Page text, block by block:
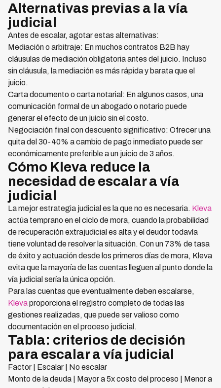
Alternativas previas a la vía
judicial
Antes de escalar, agotar estas alternativas:
Mediación o arbitraje: En muchos contratos B2B hay
cláusulas de mediación obligatoria antes del juicio. Incluso
sin cláusula, la mediación es más rápida y barata que el
juicio.
Carta documento o carta notarial: En algunos casos, una
comunicación formal de un abogado o notario puede
generar el efecto de un juicio sin el costo.
Negociación final con descuento significativo: Ofrecer una
quita del 30-40% a cambio de pago inmediato puede ser
económicamente preferible a un juicio de 3 años.
Cómo Kleva reduce la
necesidad de escalar a vía
judicial
La mejor estrategia judicial es la que no es necesaria. Kleva
actúa temprano en el ciclo de mora, cuando la probabilidad
de recuperación extrajudicial es alta y el deudor todavía
tiene voluntad de resolver la situación. Con un 73% de tasa
de éxito y actuación desde los primeros días de mora, Kleva
evita que la mayoría de las cuentas lleguen al punto donde la
vía judicial sería la única opción.
Para las cuentas que eventualmente deben escalarse,
Klevaproporciona el registro completo de todas las
gestiones realizadas, que puede ser valioso como
documentación en el proceso judicial.
Tabla: criterios de decisión
para escalar a vía judicial
Factor | Escalar | No escalar
Monto de la deuda | Mayor a 5x costo del proceso | Menor a